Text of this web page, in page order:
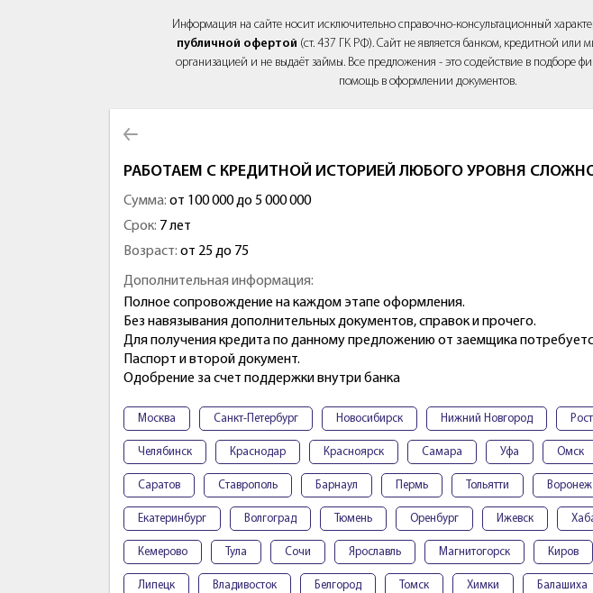
Информация на сайте носит исключительно справочно-консультационный
публичной офертой (ст. 437 ГК РФ). Сайт не является банком, кредитной или
организацией и не выдаёт займы. Все предложения - это содействие в подборе
помощь в оформлении документов.
РАБОТАЕМ С КРЕДИТНОЙ ИСТОРИЕЙ ЛЮБОГО УРОВНЯ
Сумма: от 100 000 до 5 000 000
Срок: 7 лет
Возраст: от 25 до 75
Дополнительная информация:
Полное сопровождение на каждом этапе оформления.
Без навязывания дополнительных документов, справок и прочего.
Для получения кредита по данному предложению от заемщика
Паспорт и второй документ.
Одобрение за счет поддержки внутри банка
Москва Санкт-Петербург Новосибирск Нижний Новгород
Челябинск Краснодар Красноярск Самара Уфа Омск
Саратов Ставрополь Барнаул Пермь Тольятти Воронеж
Екатеринбург Волгоград Тюмень Оренбург Ижевск
Кемерово Тула Сочи Ярославль Магнитогорск Киров
Липецк Владивосток Белгород Томск Химки Балашиха